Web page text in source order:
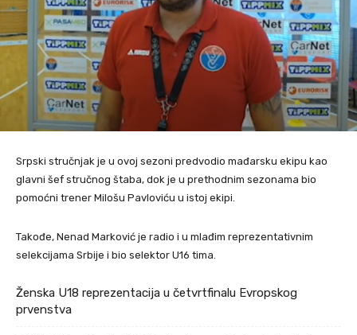
Srpski stručnjak je u ovoj sezoni predvodio mađarsku ekipu kao
glavni šef stručnog štaba, dok je u prethodnim sezonama bio
pomoćni trener Milošu Pavloviću u istoj ekipi.
Takođe, Nenad Marković je radio i u mlađim reprezentativnim
selekcijama Srbije i bio selektor U16 tima.
Ženska U18 reprezentacija u četvrtfinalu Evropskog
prvenstva